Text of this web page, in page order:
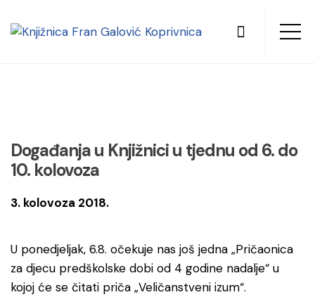
Događanja u Knjižnici u tjednu od 6. do
10. kolovoza
3. kolovoza 2018.
U ponedjeljak, 6.8. očekuje nas još jedna „Pričaonica
za djecu predškolske dobi od 4 godine nadalje“ u
kojoj će se čitati priča „Veličanstveni izum“.